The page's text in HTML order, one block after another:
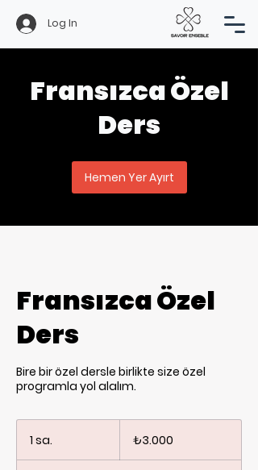
Log In
Fransızca Özel
Ders
Hemen Yer Ayırt
Fransızca Özel
Ders
Bire bir özel dersle birlikte size özel
programla yol alalım.
1 sa.
Türk
lirası₺3.000